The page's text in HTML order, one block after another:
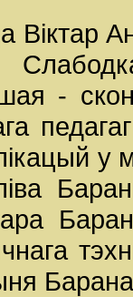
-
у